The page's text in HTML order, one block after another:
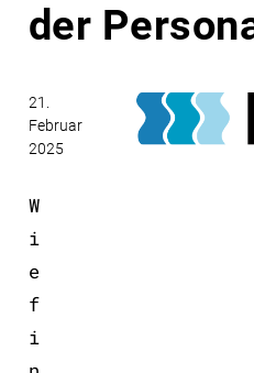
der
21.
Februar
2025
W
i
e
f
i